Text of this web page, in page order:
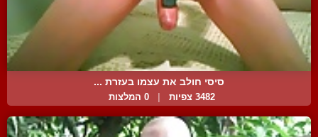
סיסי חולב את עצמו בעזרת ...
3482 צפיות 0 המלצות